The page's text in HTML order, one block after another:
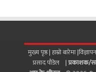
मुख्य पृष्ठ |हाम्रो बारेमा|विज्ञापन
प्रसाद पाैडेल |प्रकाशक/